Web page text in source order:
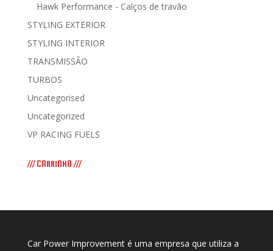
Hawk Performance - Calços de travão
STYLING EXTERIOR
STYLING INTERIOR
TRANSMISSÃO
TURBOS
Uncategorised
Uncategorized
VP RACING FUELS
/// CARRINHO ///
Car Power Improvement é uma empresa que utiliza a